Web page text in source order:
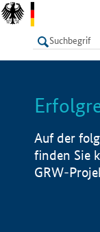
LISTE
Auf der
finden Sie
GRW-